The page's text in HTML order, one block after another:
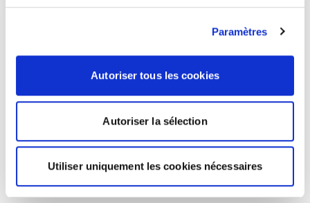
Paramètres
Autoriser tous les cookies
Autoriser la sélection
Utiliser uniquement les cookies nécessaires